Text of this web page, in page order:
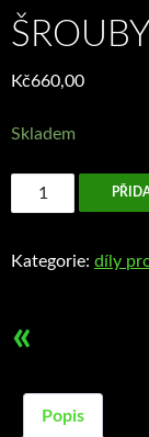
Kč660,00
Skladem
Šrouby
pro
Top
Kategorie: díly
«
Popis